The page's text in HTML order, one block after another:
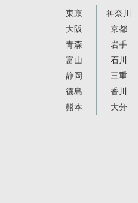
東京 神奈川
大阪
京都
青森
岩手
富山
石川
静岡
三重
徳島
香川
熊本
大分